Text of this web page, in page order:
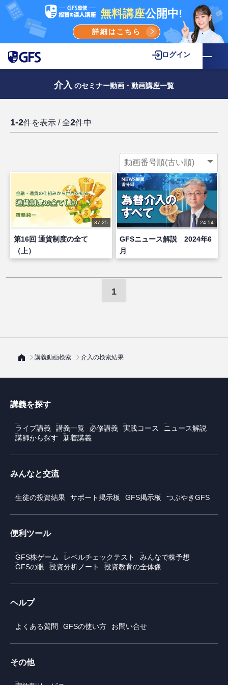
無料講座公開中!
詳細はこちら
ログイン
介入 のセミナー動画・動画講座一覧
1-2件を表示 / 全2件中
37:25
第16回 通貨制度の全て
（上）
24:54
GFSニュース解説 2024年6
月
1
講義動画検索 介入の検索結果
講義を探す
ライブ講義 講義一覧 必修講義 実践コース
ニュース解説
講師から探す
新着講義
みんなと交流
生徒の投資結果 サポート掲示板 GFS掲示板 つぶやきGFS
便利ツール
GFS株ゲーム レベルチェックテスト
みんなで株予想
GFSの眼
投資分析ノート 投資教育の全体像
ヘルプ
よくある質問 GFSの使い方 お問い合せ
その他